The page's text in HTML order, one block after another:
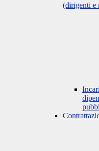
(dirigenti e